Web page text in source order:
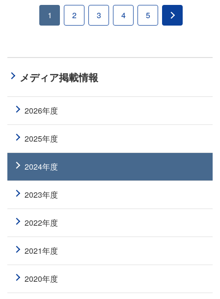
1 2 3 4 5
メディア掲載情報
2026年度
2025年度
2024年度
2023年度
2022年度
2021年度
2020年度